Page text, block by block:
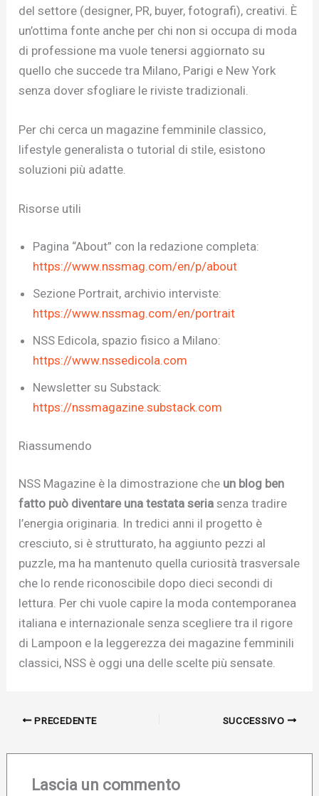
del settore (designer, PR, buyer, fotografi), creativi. È
un’ottima fonte anche per chi non si occupa di moda
di professione ma vuole tenersi aggiornato su
quello che succede tra Milano, Parigi e New York
senza dover sfogliare le riviste tradizionali.
Per chi cerca un magazine femminile classico,
lifestyle generalista o tutorial di stile, esistono
soluzioni più adatte.
Risorse utili
Pagina “About” con la redazione completa:
https://www.nssmag.com/en/p/about
Sezione Portrait, archivio interviste:
https://www.nssmag.com/en/portrait
NSS Edicola, spazio fisico a Milano:
https://www.nssedicola.com
Newsletter su Substack:
https://nssmagazine.substack.com
Riassumendo
NSS Magazine è la dimostrazione che un blog ben
fatto può diventare una testata seria senza tradire
l’energia originaria. In tredici anni il progetto è
cresciuto, si è strutturato, ha aggiunto pezzi al
puzzle, ma ha mantenuto quella curiosità trasversale
che lo rende riconoscibile dopo dieci secondi di
lettura. Per chi vuole capire la moda contemporanea
italiana e internazionale senza scegliere tra il rigore
di Lampoon e la leggerezza dei magazine femminili
classici, NSS è oggi una delle scelte più sensate.
PRECEDENTE SUCCESSIVO
Lascia un commento